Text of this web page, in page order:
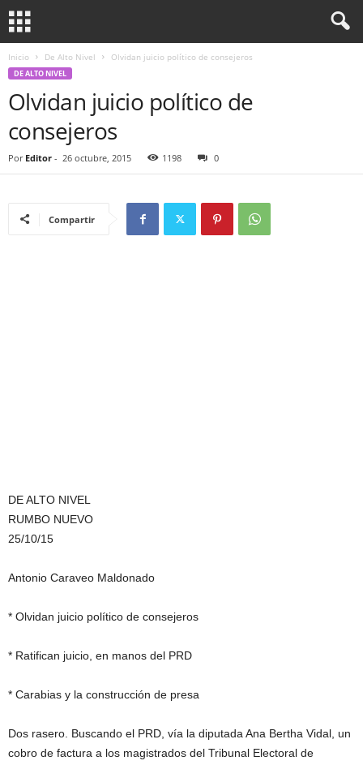
Inicio De Alto Nivel Olvidan juicio político de consejeros
DE ALTO NIVEL
Olvidan juicio político de
consejeros
Por Editor - 26 octubre, 2015 1198 0
Compartir
DE ALTO NIVEL
RUMBO NUEVO
25/10/15
Antonio Caraveo Maldonado
* Olvidan juicio político de consejeros
* Ratifican juicio, en manos del PRD
* Carabias y la construcción de presa
Dos rasero. Buscando el PRD, vía la diputada Ana Bertha Vidal, un
cobro de factura a los magistrados del Tribunal Electoral de